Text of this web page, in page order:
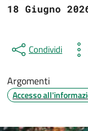
18 Giugno
Condividi
Argomenti
Accesso